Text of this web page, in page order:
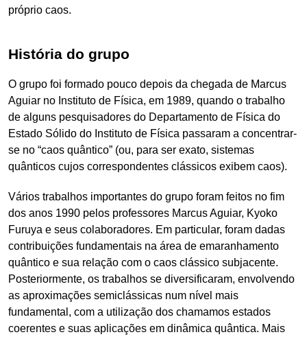
próprio caos.
História do grupo
O grupo foi formado pouco depois da chegada de Marcus
Aguiar no Instituto de Física, em 1989, quando o trabalho
de alguns pesquisadores do Departamento de Física do
Estado Sólido do Instituto de Física passaram a concentrar-
se no “caos quântico” (ou, para ser exato, sistemas
quânticos cujos correspondentes clássicos exibem caos).
Vários trabalhos importantes do grupo foram feitos no fim
dos anos 1990 pelos professores Marcus Aguiar, Kyoko
Furuya e seus colaboradores. Em particular, foram dadas
contribuições fundamentais na área de emaranhamento
quântico e sua relação com o caos clássico subjacente.
Posteriormente, os trabalhos se diversificaram, envolvendo
as aproximações semiclássicas num nível mais
fundamental, com a utilização dos chamamos estados
coerentes e suas aplicações em dinâmica quântica. Mais